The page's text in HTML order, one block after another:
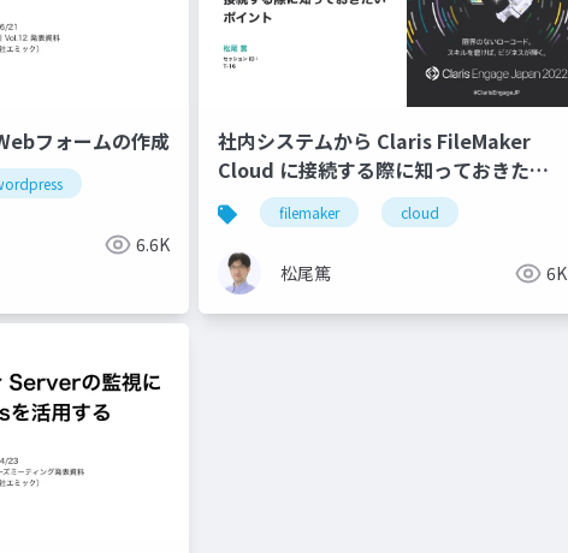
フォームの作成
6.6K
社内システムから Claris FileMaker
Cloud に接続する際に知っておきたい
ポイントfilemaker cloud
松尾篤 6K